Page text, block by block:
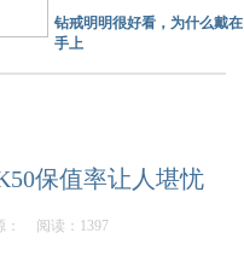
钻戒明明很好看，为什么戴在
手上
保值率让人堪忧
阅读：1397